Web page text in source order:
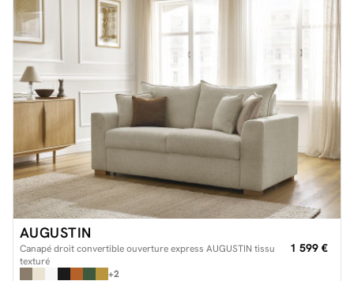
AUGUSTIN
Canapé droit convertible ouverture express AUGUSTIN tissu
texturé
1 599 €
+2